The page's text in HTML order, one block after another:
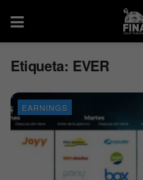
Etiqueta: EVER
EARNINGS